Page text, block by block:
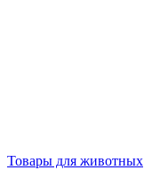
Товары для животных